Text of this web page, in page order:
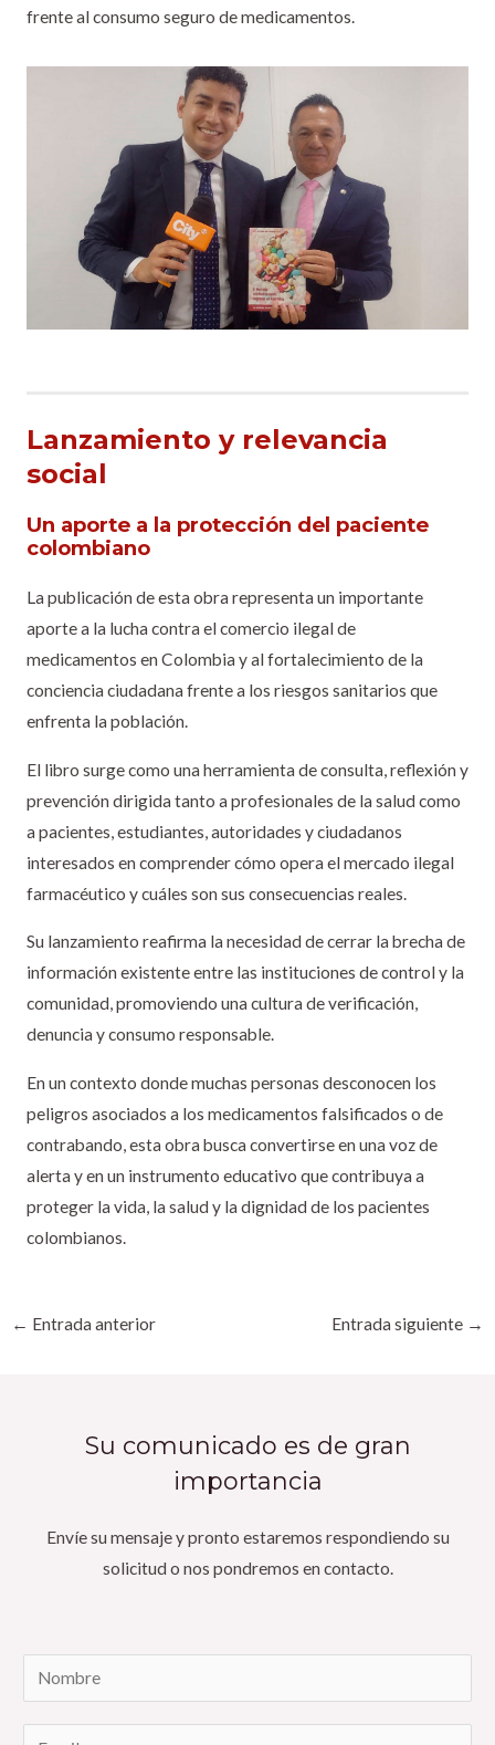
frente al consumo seguro de medicamentos.
Lanzamiento y relevancia
social
Un aporte a la protección del paciente
colombiano
La publicación de esta obra representa un importante
aporte a la lucha contra el comercio ilegal de
medicamentos en Colombia y al fortalecimiento de la
conciencia ciudadana frente a los riesgos sanitarios que
enfrenta la población.
El libro surge como una herramienta de consulta, reflexión y
prevención dirigida tanto a profesionales de la salud como
a pacientes, estudiantes, autoridades y ciudadanos
interesados en comprender cómo opera el mercado ilegal
farmacéutico y cuáles son sus consecuencias reales.
Su lanzamiento reafirma la necesidad de cerrar la brecha de
información existente entre las instituciones de control y la
comunidad, promoviendo una cultura de verificación,
denuncia y consumo responsable.
En un contexto donde muchas personas desconocen los
peligros asociados a los medicamentos falsificados o de
contrabando, esta obra busca convertirse en una voz de
alerta y en un instrumento educativo que contribuya a
proteger la vida, la salud y la dignidad de los pacientes
colombianos.
Navegación
← Entrada anterior Entrada siguiente →
Su comunicado es de gran
importancia
Envíe su mensaje y pronto estaremos respondiendo su
solicitud o nos pondremos en contacto.
o
m